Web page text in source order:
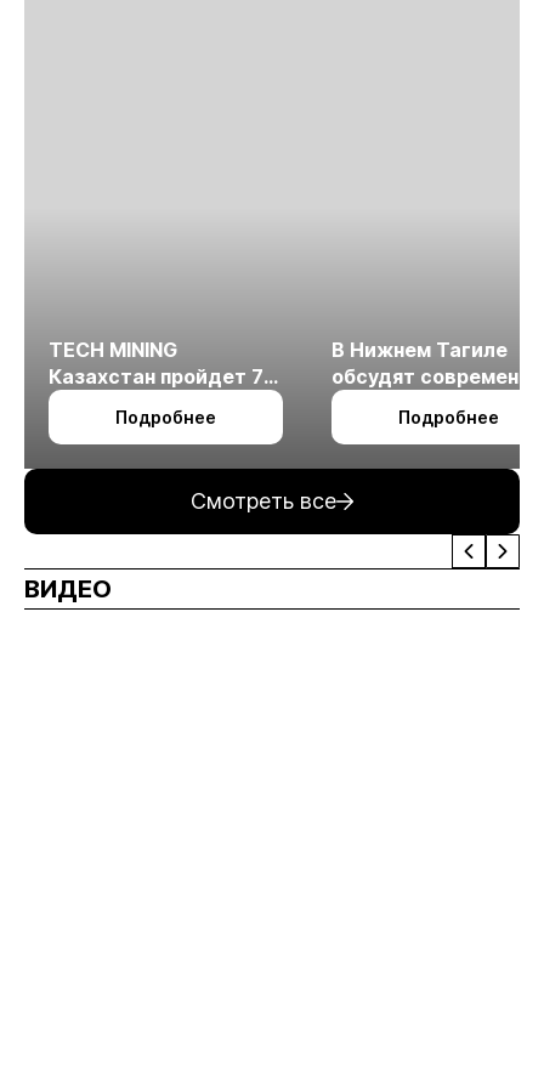
TECH MINING
Казахстан пройдет 7
октября в Алматы
Подробнее
В Нижнем Тагиле
обсудят
технологии
измельчения
Подробнее
Смотреть все
ВИДЕО